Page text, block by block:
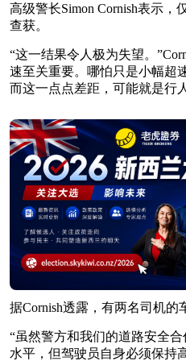
高级警长Simon Cornish表示，
查获。
“这一结果令人极为失望。
速至关重要。哪怕只是小幅超
而这一点点差距，可能就是行
据Cornish透露，有两名司机的
“虽然警方和我们的道路安全
水平，但驾驶员自身必须保持